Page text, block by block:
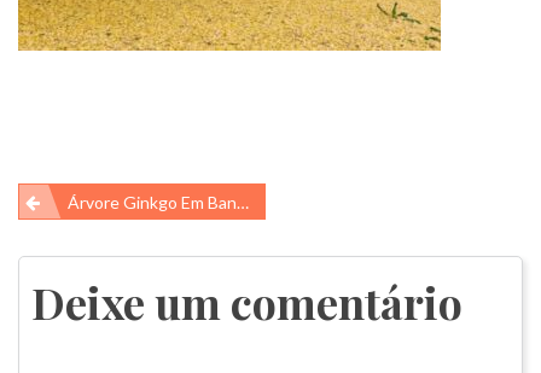
Navegação
de
Post
Árvore Ginkgo Em Bangye-Ri
Deixe um comentário